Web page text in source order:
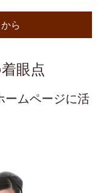
ら
眼点
ームページに活